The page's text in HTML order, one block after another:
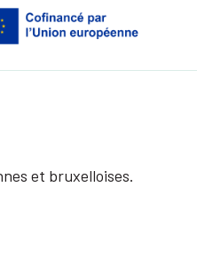
et bruxelloises.